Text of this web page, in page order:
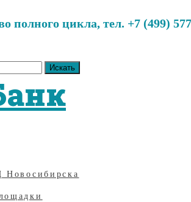
полного цикла, тел. +7 (499)
Искать
Новосибирска